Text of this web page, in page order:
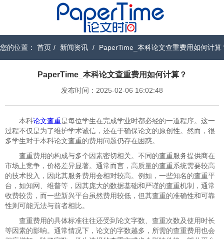
您的位置： 首页 / 新闻资讯 / PaperTime_本科论文查重费用如何计算
PaperTime_本科论文查重费用如何计算？
发布时间：2025-02-06 16:02:48
本科论文查重是每位学生在完成学业时都必经的一道程序。这一
过程不仅是为了维护学术诚信，还在于确保论文的原创性。然而，很
多学生对于本科论文查重的费用问题仍存在困惑。
查重费用的构成与多个因素密切相关。不同的查重服务提供商在
市场上竞争，价格差异显著。通常而言，高质量的查重系统需要较高
的技术投入，因此其服务费用会相对较高。例如，一些知名的查重平
台，如知网、维普等，因其庞大的数据基础和严谨的查重机制，通常
收费较贵，而一些新兴平台虽然费用较低，但其查重的准确性和可靠
性则可能无法与前者相比。
查重费用的具体标准往往还受到论文字数、查重次数及使用时长
等因素的影响。通常情况下，论文的字数越多，所需的查重费用也会